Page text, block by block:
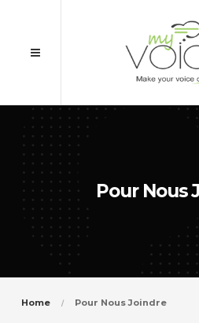
Pour Nous
Home Pour Nous Joindre